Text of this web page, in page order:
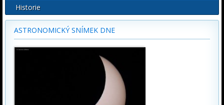
Historie
ASTRONOMICKÝ SNÍMEK DNE